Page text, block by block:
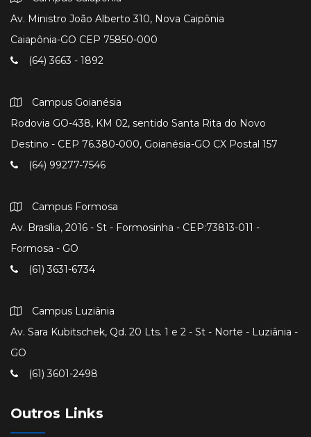
Av. Ministro João Alberto 310, Nova Caipônia
Caiapônia-GO CEP 75850-000
(64) 3663 - 1892
Campus Goianésia
Rodovia GO-438, KM 02, sentido Santa Rita do Novo
Destino - CEP 76.380-000, Goianésia-GO CX Postal 157
(64) 99277-7546
Campus Formosa
Av. Brasília, 2016 - St - Formosinha - CEP:73813-011 -
Formosa - GO
(61) 3631-6734
Campus Luziânia
Av. Sara Kubitschek, Qd. 20 Lts. 1 e 2 - St - Norte - Luziânia -
GO
(61) 3601-2498
Outros Links